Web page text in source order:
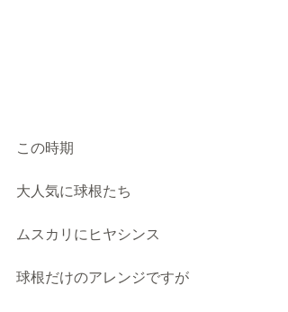
この時期
大人気に球根たち
ムスカリにヒヤシンス
球根だけのアレンジですが